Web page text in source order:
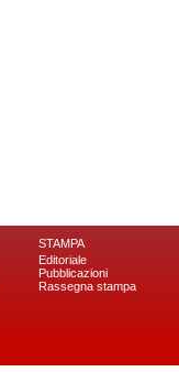
STAMPA
Editoriale
Pubblicazioni
Rassegna stampa